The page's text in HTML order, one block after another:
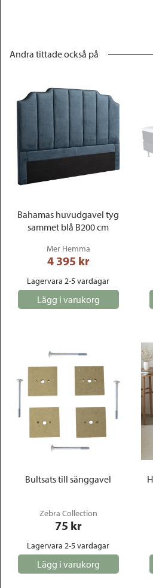
Andra tittade också på
Bahamas huvudgavel tyg
sammet blå B200 cm
Mer Hemma
4 395 kr
Lagervara 2-5 vardagar
Lägg i varukorg
Bultsats till sänggavel
Zebra Collection
75 kr
Lagervara 2-5 vardagar
Lägg i varukorg